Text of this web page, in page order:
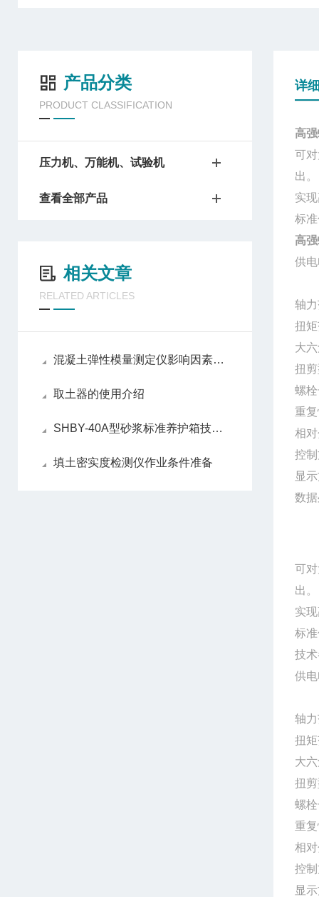
产品分类
PRODUCT CLASSIFICATION
压力机、万能机、试验机
查看全部产品
相关文章
RELATED ARTICLES
混凝土弹性模量测定仪影响因素有几点
取土器的使用介绍
SHBY-40A型砂浆标准养护箱技术参数
填土密实度检测仪作业条件准备
详
高
可
出。
实
标
高
供
轴
扭
大
扭
螺
重
相
控
显
数
可
出。
实
标
技
供
轴
扭
大
扭
螺
重
相
控
显